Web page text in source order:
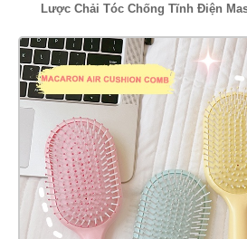
Lược Chải Tóc Chống Tĩnh Điện